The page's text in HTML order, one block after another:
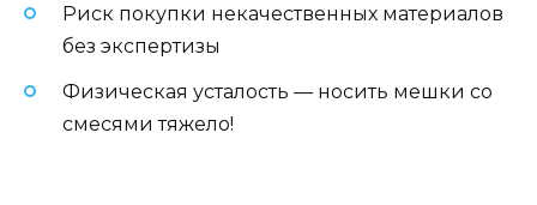
Риск покупки некачественных материалов
без экспертизы
Физическая усталость — носить мешки со
смесями тяжело!